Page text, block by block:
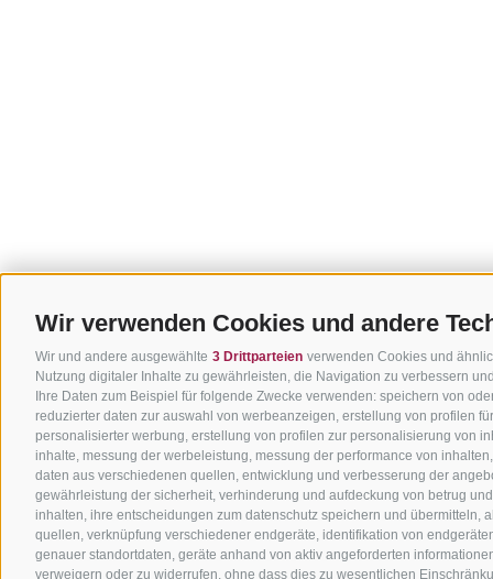
Wir verwenden Cookies und andere
Wir und andere ausgewählte 3 Drittparteien verwenden Cookies und
Nutzung digitaler Inhalte zu gewährleisten, die Navigation zu verbessern
Ihre Daten zum Beispiel für folgende Zwecke verwenden: speichern von
reduzierter daten zur auswahl von werbeanzeigen, erstellung von profilen
personalisierter werbung, erstellung von profilen zur personalisierung von
inhalte, messung der werbeleistung, messung der performance von
daten aus verschiedenen quellen, entwicklung und verbesserung der
gewährleistung der sicherheit, verhinderung und aufdeckung von betrug
inhalten, ihre entscheidungen zum datenschutz speichern und
quellen, verknüpfung verschiedener endgeräte, identifikation von
genauer standortdaten, geräte anhand von aktiv angeforderten
verweigern oder zu widerrufen, ohne dass dies zu wesentlichen